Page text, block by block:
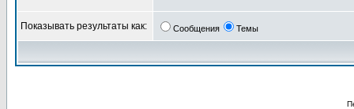
Показывать результаты как: Сообщения Темы